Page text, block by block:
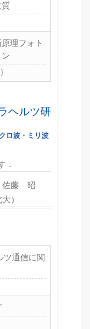
質
理フォト
ヘルツ研
ロ波・ミリ波
．
藤 昭
）
ツ通信に関